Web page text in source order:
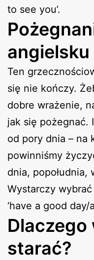
to see you’.
angielsku
Ten
się nie kończy.
dobre wrażenie,
jak się pożegnać.
od pory dnia – na
powinniśmy
dnia, popołudnia,
Wystarczy
‘have a good
starać?